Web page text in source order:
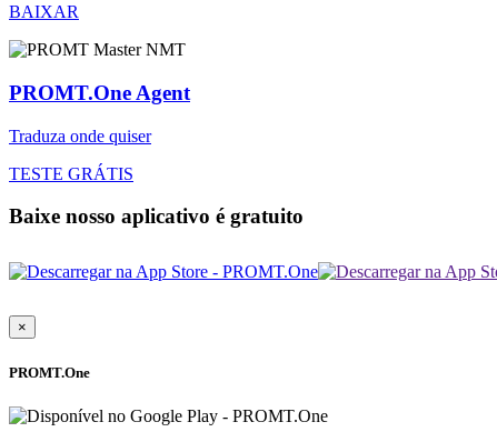
BAIXAR
PROMT.One Agent
Traduza onde quiser
TESTE GRÁTIS
Baixe nosso aplicativo é gratuito
×
PROMT.One